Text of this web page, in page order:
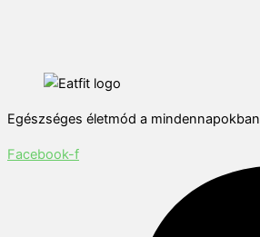
Egészséges életmód a mindennapokban
Facebook-f